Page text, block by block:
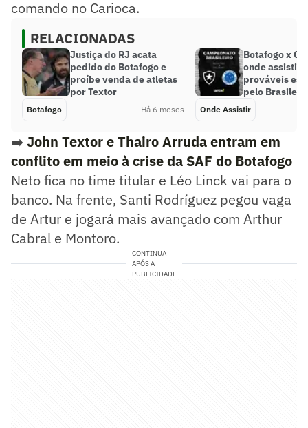
comando no Carioca.
RELACIONADAS
Justiça do RJ acata
pedido do Botafogo e
proíbe venda de atletas
por Textor
Botafogo Há 6 meses
Botafogo x
onde assistir
prováveis
pelo
Onde Assistir
➡️ John Textor e Thairo Arruda entram em
conflito em meio à crise da SAF do Botafogo
Neto fica no time titular e Léo Linck vai para o
banco. Na frente, Santi Rodríguez pegou vaga
de Artur e jogará mais avançado com Arthur
Cabral e Montoro.
CONTINUA
APÓS A
PUBLICIDADE